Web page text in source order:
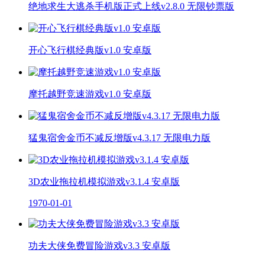
绝地求生大逃杀手机版正式上线v2.8.0 无限钞票版
开心飞行棋经典版v1.0 安卓版
摩托越野竞速游戏v1.0 安卓版
猛鬼宿舍金币不减反增版v4.3.17 无限电力版
3D农业拖拉机模拟游戏v3.1.4 安卓版
1970-01-01
功夫大侠免费冒险游戏v3.3 安卓版